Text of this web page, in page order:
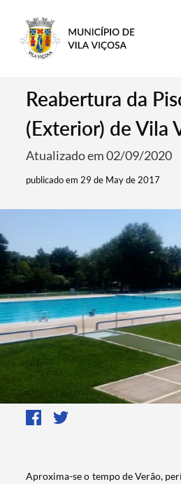
Reabertura da
(Exterior) de Vila
Atualizado em 02/09/2020
publicado em 29 de May de 2017
Aproxima-se o tempo de Verão,